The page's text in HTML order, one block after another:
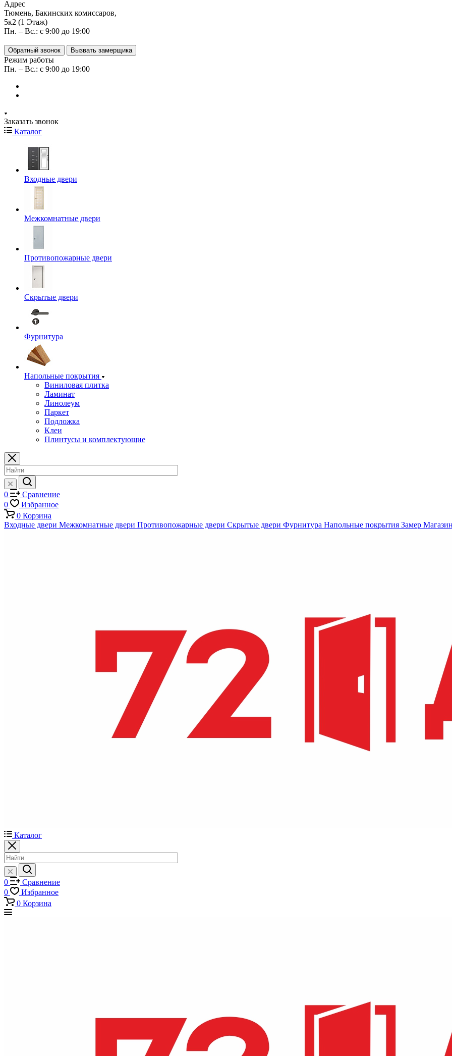
Адрес
Тюмень, Бакинских комиссаров,
5к2 (1 Этаж)
Пн. – Вс.: с 9:00 до 19:00
Обратный звонок Вызвать замерщика
Режим работы
Пн. – Вс.: с 9:00 до 19:00
Заказать звонок
Каталог
Входные двери
Межкомнатные двери
Противопожарные двери
Скрытые двери
Фурнитура
Напольные покрытия
Виниловая плитка
Ламинат
Линолеум
Паркет
Подложка
Клеи
Плинтусы и комплектующие
0
Сравнение
0
Избранное
0 Корзина
Входные двери Межкомнатные двери Противопожарные двери Скрытые двери Фурнитура Напольные покрытия Замер
Каталог
0
Сравнение
0
Избранное
0 Корзина